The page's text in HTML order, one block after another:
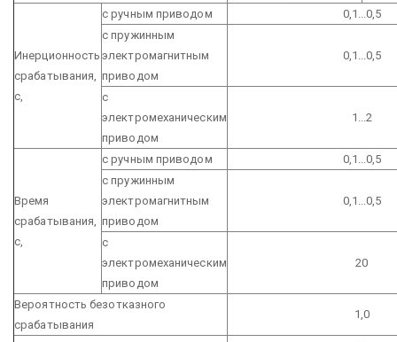
Инерционность
срабатывания,
с,
с ручным приводом
0,1...0,5
с пружинным
электромагнитным
приводом
0,1...0,5
с
электромеханическим
приводом
1...2
Время
срабатывания,
с,
с ручным приводом
0,1...0,5
с пружинным
электромагнитным
приводом
0,1...0,5
с
электромеханическим
приводом
20
Вероятность безотказного
срабатывания
1,0